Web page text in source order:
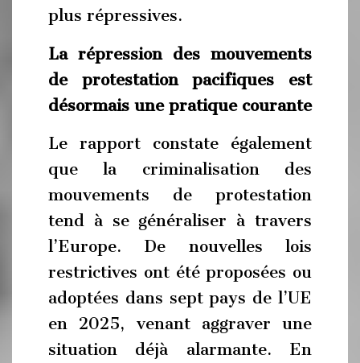
plus répressives.
La répression des mouvements
de protestation pacifiques est
désormais une pratique courante
Le rapport constate également
que la criminalisation des
mouvements de protestation
tend à se généraliser à travers
l’Europe. De nouvelles lois
restrictives ont été proposées ou
adoptées dans sept pays de l’UE
en 2025, venant aggraver une
situation déjà alarmante. En